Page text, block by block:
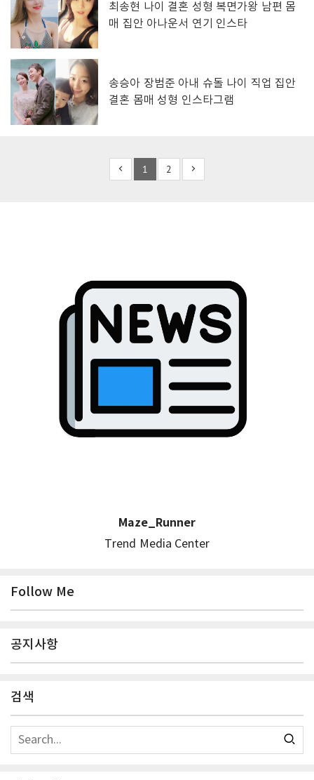
최송현 나이 결혼 성형 복면가왕 남편 몸
매 집안 아나운서 연기 인스타
송승아 장범준 아내 슈돌 나이 직업 집안
결혼 몸매 성형 인스타그램
1 2
Maze_Runner
Trend Media Center
Follow Me
공지사항
검색